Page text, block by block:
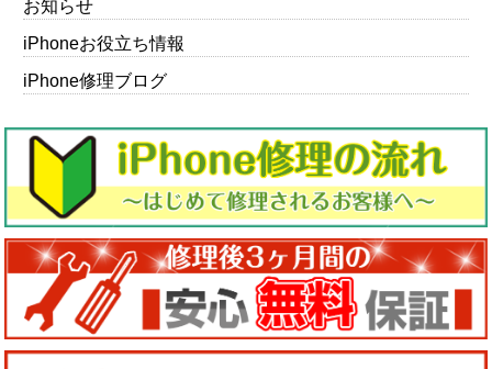
お知らせ
iPhoneお役立ち情報
iPhone修理ブログ